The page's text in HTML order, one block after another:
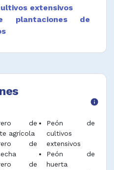
menores en
equipos, cercas y
extensivos
plantaciones de
info
de
agrícola
de
de
Peón de
cultivos
extensivos
Peón de
huerta